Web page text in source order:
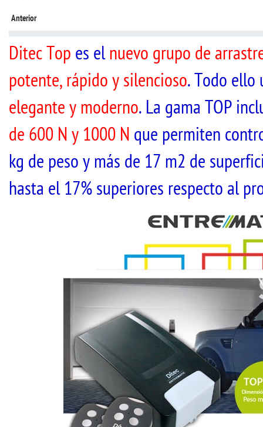
Anterior
Ditec Top es elnuevo grupo de
potente, rápido y silencioso. Todo
elegante y moderno. La gama TOP
de 600 N y 1000 N que permiten
kg de peso y más de 17 m2 de
hasta el 17% superiores respecto al